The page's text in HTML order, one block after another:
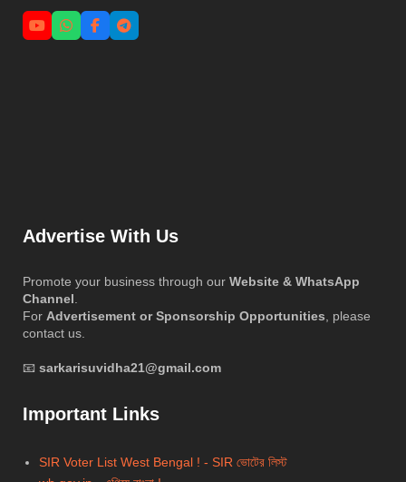
Advertise With Us
Promote your business through our Website & WhatsApp
Channel.
For Advertisement or Sponsorship Opportunities, please
contact us.
📧 sarkarisuvidha21@gmail.com
Important Links
SIR Voter List West Bengal ! - SIR ভোটের লিস্ট